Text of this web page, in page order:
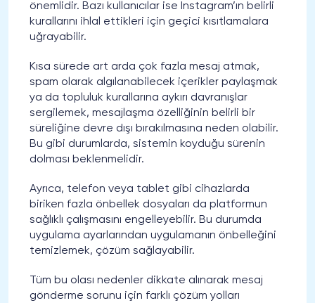
önemlidir. Bazı kullanıcılar ise Instagram’ın belirli
kurallarını ihlal ettikleri için geçici kısıtlamalara
uğrayabilir.
Kısa sürede art arda çok fazla mesaj atmak,
spam olarak algılanabilecek içerikler paylaşmak
ya da topluluk kurallarına aykırı davranışlar
sergilemek, mesajlaşma özelliğinin belirli bir
süreliğine devre dışı bırakılmasına neden olabilir.
Bu gibi durumlarda, sistemin koyduğu sürenin
dolması beklenmelidir.
Ayrıca, telefon veya tablet gibi cihazlarda
biriken fazla önbellek dosyaları da platformun
sağlıklı çalışmasını engelleyebilir. Bu durumda
uygulama ayarlarından uygulamanın önbelleğini
temizlemek, çözüm sağlayabilir.
Tüm bu olası nedenler dikkate alınarak mesaj
gönderme sorunu için farklı çözüm yolları